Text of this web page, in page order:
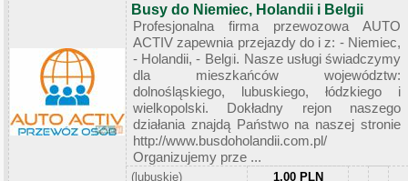
Busy do Niemiec, Holandii i Belgii
Profesjonalna firma przewozowa AUTO
ACTIV zapewnia przejazdy do i z: - Niemiec,
- Holandii, - Belgii. Nasze usługi świadczymy
dla mieszkańców województw:
dolnośląskiego, lubuskiego, łódzkiego i
wielkopolski. Dokładny rejon naszego
działania znajdą Państwo na naszej stronie
http://www.busdoholandii.com.pl/
Organizujemy prze ...
(lubuskie) 1,00 PLN